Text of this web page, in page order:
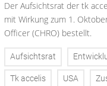
Der Aufsichtsrat der tk
mit Wirkung zum 1.
Officer (CHRO) bestellt.
Aufsichtsrat
Tk accelis USA